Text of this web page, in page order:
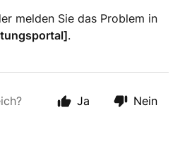
melden Sie das Problem in
.
Ja Nein